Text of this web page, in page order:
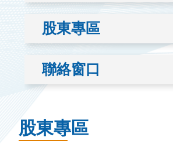
股東專區
聯絡窗口
股東專區